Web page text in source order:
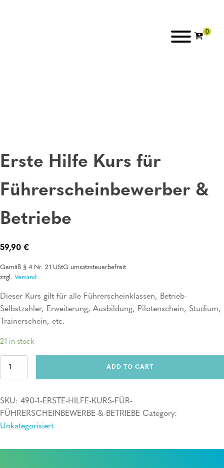
Erste Hilfe Kurs für
Führerscheinbewerber &
Betriebe
59,90 €
Gemäß § 4 Nr. 21 UStG umsatzsteuerbefreit
zzgl. Versand
Dieser Kurs gilt für alle Führerscheinklassen, Betrieb-
Selbstzahler, Erweiterung, Ausbildung, Pilotenschein, Studium,
Trainerschein, etc.
21 in stock
Erste
Führerscheinbewerber
&
quantity
ADD TO CART
SKU: 490-1-ERSTE-HILFE-KURS-FÜR-
FÜHRERSCHEINBEWERBE-&-BETRIEBE Category:
Unkategorisiert